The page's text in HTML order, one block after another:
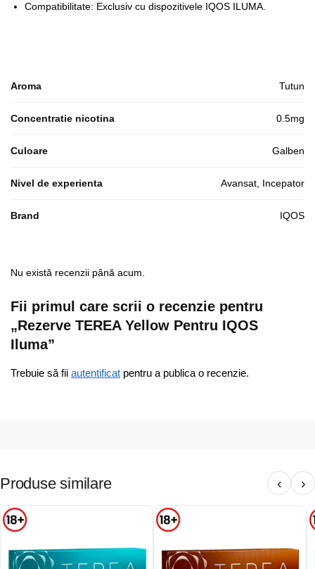
Compatibilitate: Exclusiv cu dispozitivele IQOS ILUMA.
Aroma Tutun
Concentratie nicotina 0.5mg
Culoare Galben
Nivel de experienta Avansat, Incepator
Brand IQOS
Nu există recenzii până acum.
Fii primul care scrii o recenzie pentru
„Rezerve TEREA Yellow Pentru IQOS
Iluma”
Trebuie să fii autentificat pentru a publica o recenzie.
Produse similare ‹ ›